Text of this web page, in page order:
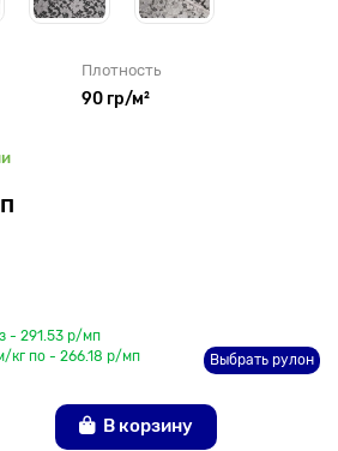
Плотность
90 гр/м²
- 291.53 р/мп
кг по - 266.18 р/мп
Выбрать рулон
В корзину